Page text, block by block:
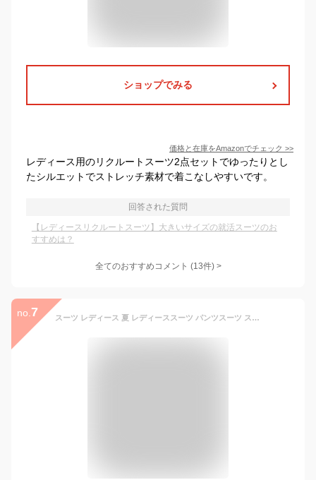
ショップでみる
価格と在庫をAmazonでチェック >>
レディース用のリクルートスーツ2点セットでゆったりとし
たシルエットでストレッチ素材で着こなしやすいです。
回答された質問
【レディースリクルートスーツ】大きいサイズの就活スーツのお
すすめは？
全てのおすすめコメント (13件) >
no. 7 スーツ レディース 夏 レディーススーツ パンツスーツ スーツセット ビジネススーツ リクルート セットアップ 大きいサイズ フォーマル 入学式 卒業式 洗える 2点セット UVカット 30代 40代 七五三 七五三スーツ ママ ママスーツ セレモニー 就活 晴れの日 オケージョン